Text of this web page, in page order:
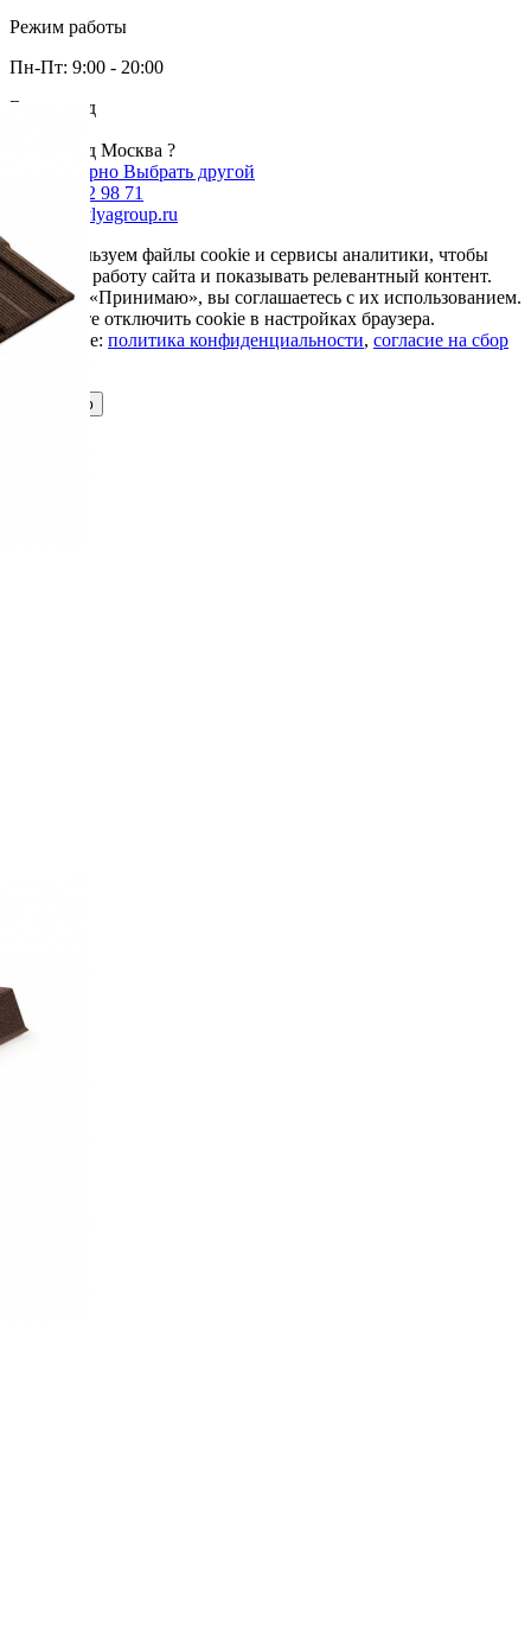
Режим работы
Пн-Пт: 9:00 - 20:00
Ваш город
Ваш город Москва ?
Да, все верно Выбрать другой
+7 985 002 98 71
info@krovlyagroup.ru
Мы используем файлы cookie и сервисы аналитики, чтобы
улучшить работу сайта и показывать релевантный контент.
Нажимая «Принимаю», вы соглашаетесь с их использованием.
Вы можете отключить cookie в настройках браузера.
Подробнее: политика конфиденциальности, согласие на сбор
Принимаю